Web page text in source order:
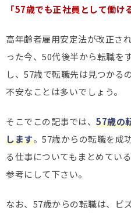
「57歳でも正社員として働け
高年齢者雇用安定法が改正さ
った今、50代後半から転職を
し、57歳で転職先は見つかる
不安なことは多いでしょう。
そこでこの記事では、 57歳の
します。57歳からの転職を成
る仕事についてもまとめてい
参考にして下さい。
なお、57歳からの転職は、ビ